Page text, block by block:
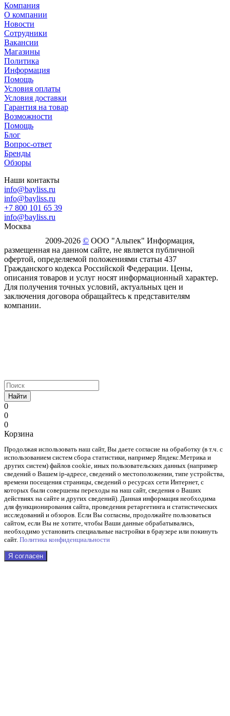
Компания
О компании
Новости
Сотрудники
Вакансии
Магазины
Политика
Информация
Помощь
Условия оплаты
Условия доставки
Гарантия на товар
Возможности
Помощь
Блог
Вопрос-ответ
Бренды
Обзоры
Наши контакты
info@bayliss.ru
info@bayliss.ru
+7 800 101 65 39
info@bayliss.ru
Москва
2009-2026 © ООО "Альпек" Информация,
размещенная на данном сайте, не является публичной
офертой, определяемой положениями статьи 437
Гражданского кодекса Российской Федерации. Цены,
описания товаров и услуг носят информационный характер.
Для получения точных условий, актуальных цен и
заключения договора обращайтесь к представителям
компании.
Найти
0
0
0
Корзина
Продолжая использовать наш cайт, Вы даете согласие на обработку (в т.ч. с
использованием систем сбора статистики, например Яндекс.Метрика и
других систем) файлов cookie, иных пользовательских данных (например
сведений о Вашем ip-адресе, сведений о местоположении, типе устройства,
времени посещения страницы, сведений о ресурсах сети Интернет, с
которых были совершены переходы на наш сайт, сведения о Ваших
действиях на сайте и других сведений). Данная информация необходима
для функционирования сайта, проведения ретаргетинга и статистических
исследований и обзоров. Если Вы согласны, продолжайте пользоваться
сайтом, если Вы не хотите, чтобы Ваши данные обрабатывались,
необходимо установить специальные настройки в браузере или покинуть
сайт. Политика конфиденциальности
Я согласен